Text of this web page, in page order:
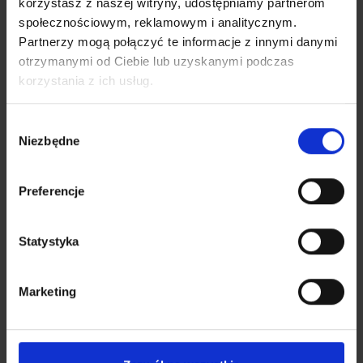
społecznościowym, reklamowym i analitycznym.
Partnerzy mogą połączyć te informacje z innymi danymi
otrzymanymi od Ciebie lub uzyskanymi podczas
korzystania z ich usług.
zgody
Niezbędne
Preferencje
Statystyka
Marketing
Adaptive rulleskodder
rulleskodder. De er hovedsakelig
bygninger. De er uerstattelig beskyttelse
av huset mot mange faktorer som
ugunstige værforhold, støy og til og med
innbrudd. Fasade skodder kan monteres